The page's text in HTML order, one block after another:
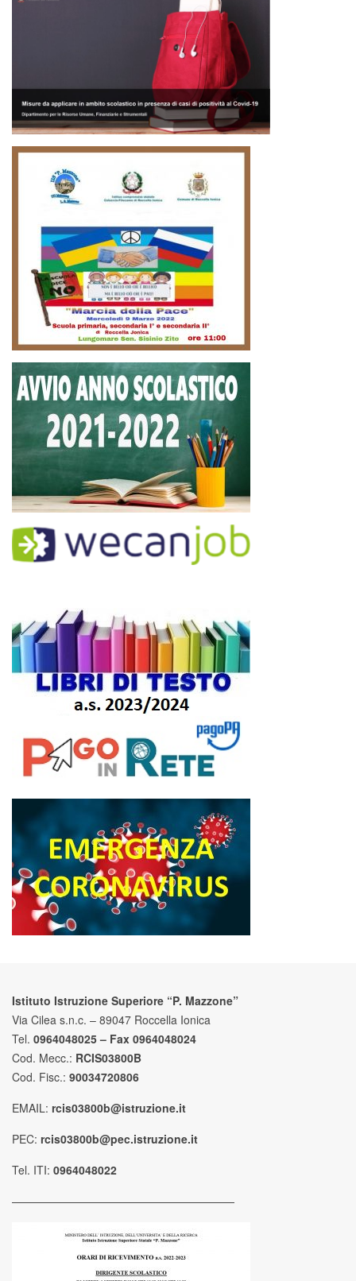
Istituto Istruzione Superiore “P. Mazzone”
Via Cilea s.n.c. – 89047 Roccella Ionica
Tel. 0964048025 – Fax 0964048024
Cod. Mecc.: RCIS03800B
Cod. Fisc.: 90034720806
EMAIL: rcis03800b@istruzione.it
PEC: rcis03800b@pec.istruzione.it
Tel. ITI: 0964048022
————————————————————